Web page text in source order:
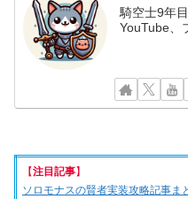
騎空士9年
YouTube、
【注目記事】
ソロモナスの賢者実装攻略記事ま